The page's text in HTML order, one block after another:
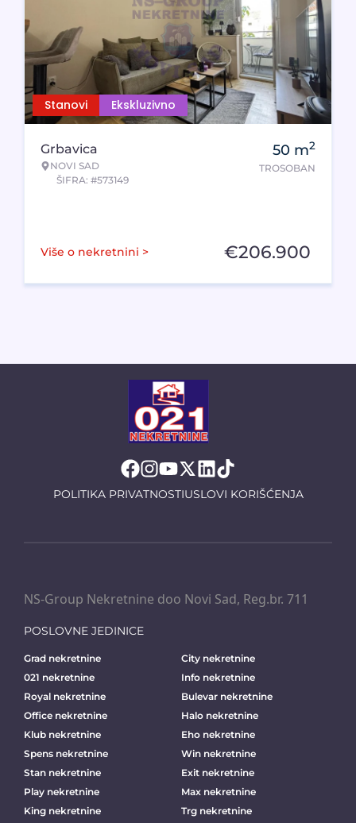
Stanovi Ekskluzivno
Grbavica
NOVI SAD
ŠIFRA: #573149
50 m2
TROSOBAN
Više o nekretnini > €206.900
POLITIKA PRIVATNOSTIUSLOVI KORIŠĆENJA
NS-Group Nekretnine doo Novi Sad, Reg.br. 711
POSLOVNE JEDINICE
Grad nekretnine
City nekretnine
021 nekretnine
Info nekretnine
Royal nekretnine
Bulevar nekretnine
Office nekretnine
Halo nekretnine
Klub nekretnine
Eho nekretnine
Spens nekretnine
Win nekretnine
Stan nekretnine
Exit nekretnine
Play nekretnine
Max nekretnine
King nekretnine
Trg nekretnine